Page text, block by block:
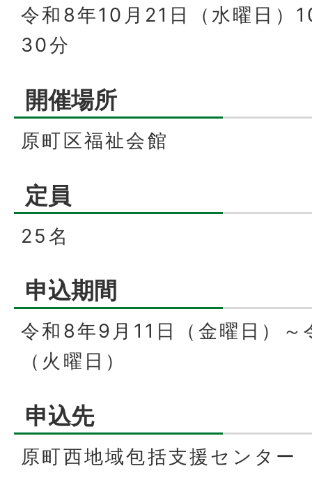
令和8年10月21日（水曜日）
30分
開催場所
原町区福祉会館
定員
25名
申込期間
令和8年9月11日（金曜日）
（火曜日）
申込先
原町西地域包括支援センター